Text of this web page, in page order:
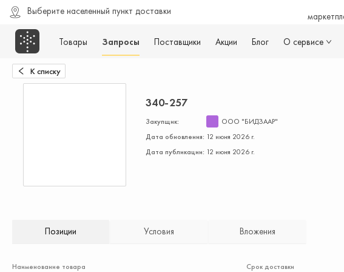
Выберите населенный пункт доставки
Товары Запросы Поставщики Акции Блог О сервисе
К списку
340-257
Закупщик:
ООО "БИДЗААР"
Дата обновления: 12 июня 2026 г.
Дата публикации: 12 июня 2026 г.
Позиции Условия Вложения
Наименование товара Срок доставки